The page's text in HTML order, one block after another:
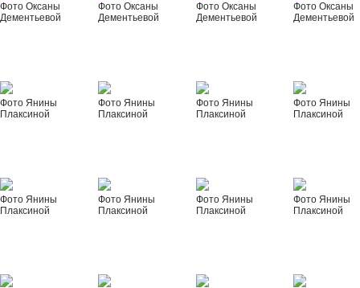
Фото Оксаны
Дементьевой
Фото Оксаны
Дементьевой
Фото Оксаны
Дементьевой
Фото Оксаны
Дементьевой
Фото Янины
Плаксиной
Фото Янины
Плаксиной
Фото Янины
Плаксиной
Фото Янины
Плаксиной
Фото Янины
Плаксиной
Фото Янины
Плаксиной
Фото Янины
Плаксиной
Фото Янины
Плаксиной